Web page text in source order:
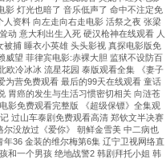
影 灯光也暗了 音乐低声了 命中不注定免
资料 向左走向右走电影 活祭之夜 张梁
动 意大利出生入死 硬汉枪神在线观看 人
捕 睡衣小英雄 头头影视 真探电影版免
威望 菲律宾电影:赤裸大胆 监狱不设防百
欧冷冰冰 流星花园 泰版观看全集 《妻子
为营免费观看 最后的99天在线观看 童话
胃癌的发生与生活习惯密切相关 向涟苍
影免费观看完整版 《超级保镖》全集观
过山车泰剧免费观看高清 郑钦文半决赛
没放过《爱你》 朝鲜金雪美 中二病也
36 金装的维尔梅第6集 辽宁卫视网络直
和一个男孩 绝地战警2 韩剧拜托小姐 韩